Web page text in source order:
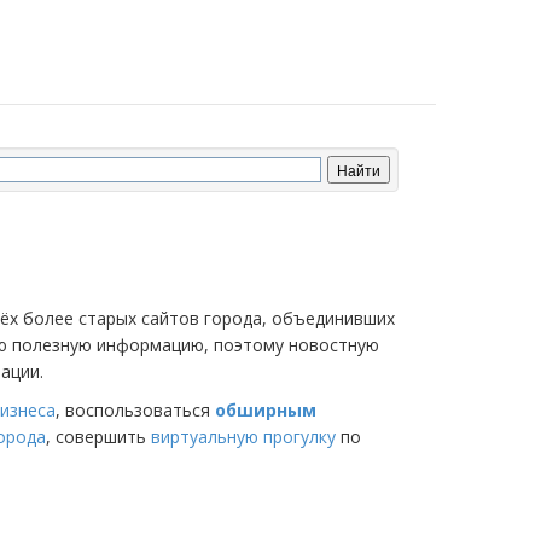
более старых сайтов города, объединивших
полезную информацию, поэтому новостную
, воспользоваться обширным
, совершить виртуальную прогулку по